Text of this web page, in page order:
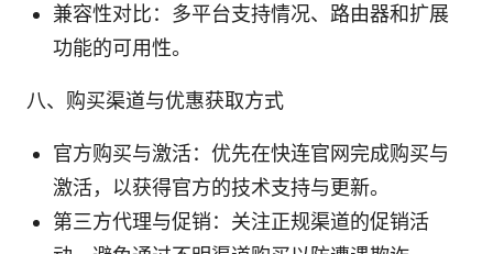
兼容性对比：多平台支持情况、路由器和扩展
功能的可用性。
八、购买渠道与优惠获取方式
官方购买与激活：优先在快连官网完成购买与
激活，以获得官方的技术支持与更新。
第三方代理与促销：关注正规渠道的促销活